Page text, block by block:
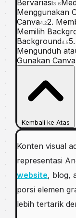
Bervariasi3.6
Menggunakan
Canva4.22.
Memilih
Background4.5
Mengunduh
Gunakan
Kembali ke Atas
Konten visual
representasi
website, blog,
porsi elemen
lebih tertarik